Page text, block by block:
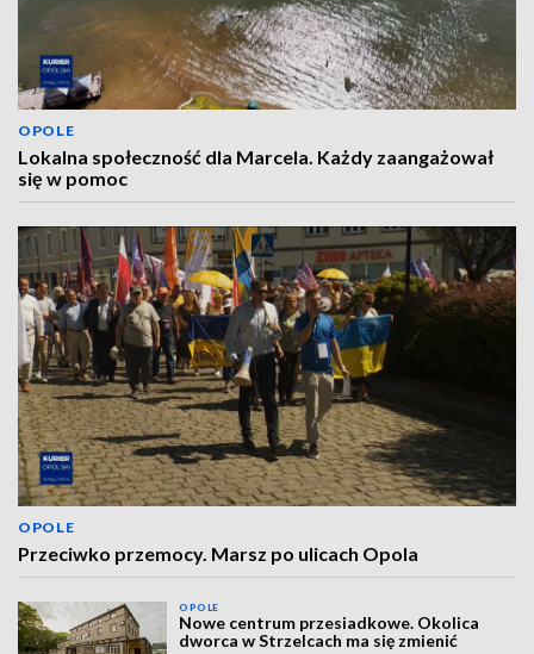
OPOLE
Lokalna społeczność dla Marcela. Każdy zaangażował
się w pomoc
OPOLE
Przeciwko przemocy. Marsz po ulicach Opola
OPOLE
Nowe centrum przesiadkowe. Okolica
dworca w Strzelcach ma się zmienić